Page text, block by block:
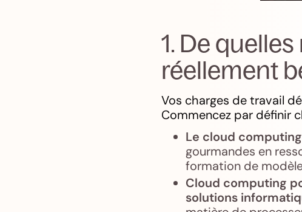
1. De
réellement
Vos charges de travail
Commencez par définir
Le cloud
gourmandes en
formation de
Cloud computing
solutions